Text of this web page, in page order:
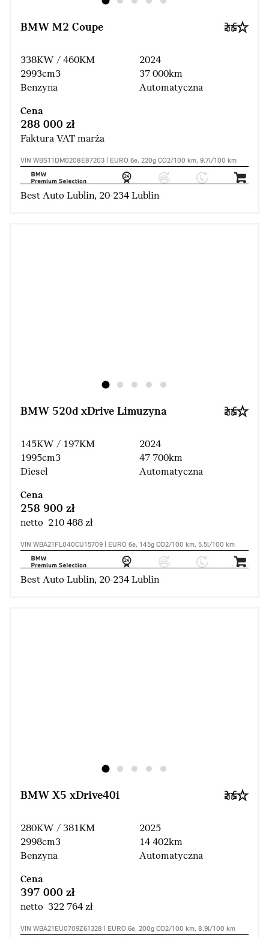
BMW M2 Coupe
338KW / 460KM
2993cm3
Benzyna
2024
37 000km
Automatyczna
Cena
288 000 zł
Faktura VAT marża
VIN WBS11DM0208E87203 | EURO 6e, 220g CO2/100 km, 9.7l/100 km
Best Auto Lublin, 20-234 Lublin
BMW 520d xDrive Limuzyna
145KW / 197KM
1995cm3
Diesel
2024
47 700km
Automatyczna
Cena
258 900 zł
netto 210 488 zł
VIN WBA21FL040CU15709 | EURO 6e, 145g CO2/100 km, 5.5l/100 km
Best Auto Lublin, 20-234 Lublin
BMW X5 xDrive40i
280KW / 381KM
2998cm3
Benzyna
2025
14 402km
Automatyczna
Cena
397 000 zł
netto 322 764 zł
VIN WBA21EU0709Z61328 | EURO 6e, 200g CO2/100 km, 8.9l/100 km